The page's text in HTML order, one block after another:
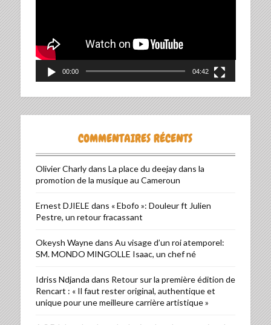
00:00 04:42
COMMENTAIRES RÉCENTS
Olivier Charlydans La place du deejay dans la
promotion de la musique au Cameroun
Ernest DJIELE dans « Ebofo »: Douleur ft Julien
Pestre, un retour fracassant
Okeysh Waynedans Au visage d’un roi atemporel:
SM. MONDO MINGOLLE Isaac, un chef né
Idriss Ndjanda dans Retour sur la première édition de
Rencart : « Il faut rester original, authentique et
unique pour une meilleure carrière artistique »